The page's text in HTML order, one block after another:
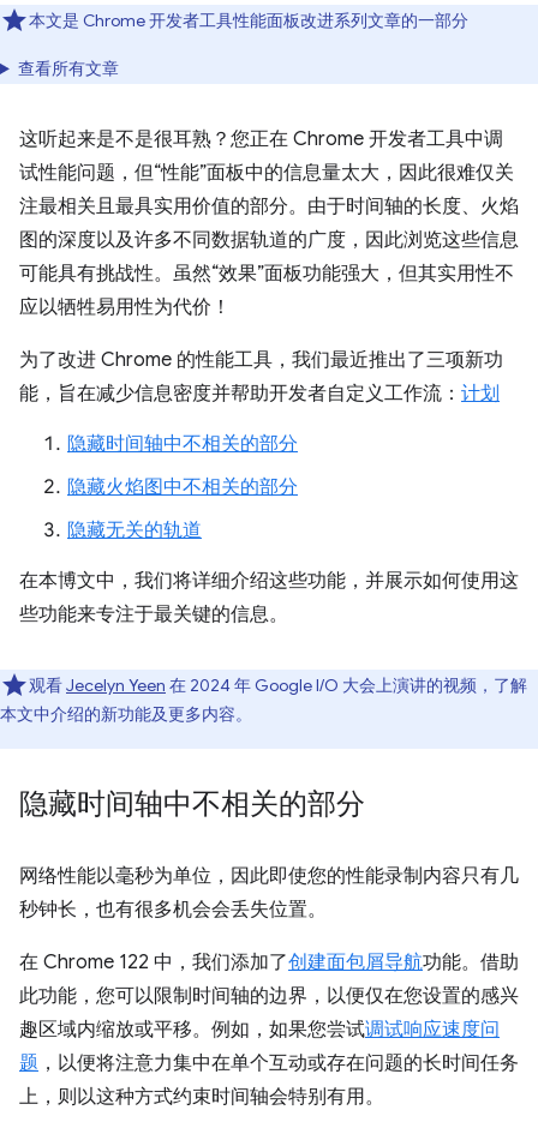
本文是 Chrome 开发者工具性能面板改进系列文章的一部分
查看所有文章
这听起来是不是很耳熟？您正在 Chrome 开发者工具中调
试性能问题，但“性能”面板中的信息量太大，因此很难仅关
注最相关且最具实用价值的部分。由于时间轴的长度、火焰
图的深度以及许多不同数据轨道的广度，因此浏览这些信息
可能具有挑战性。虽然“效果”面板功能强大，但其实用性不
应以牺牲易用性为代价！
为了改进 Chrome 的性能工具，我们最近推出了三项新功
能，旨在减少信息密度并帮助开发者自定义工作流： 计划
隐藏时间轴中不相关的部分
隐藏火焰图中不相关的部分
隐藏无关的轨道
在本博文中，我们将详细介绍这些功能，并展示如何使用这
些功能来专注于最关键的信息。
观看Jecelyn Yeen 在 2024 年 Google I/O 大会上演讲的视频，了解
本文中介绍的新功能及更多内容。
隐藏时间轴中不相关的部分
网络性能以毫秒为单位，因此即使您的性能录制内容只有几
秒钟长，也有很多机会会丢失位置。
在 Chrome 122 中，我们添加了创建面包屑导航功能。借助
此功能，您可以限制时间轴的边界，以便仅在您设置的感兴
趣区域内缩放或平移。例如，如果您尝试调试响应速度问
题 ，以便将注意力集中在单个互动或存在问题的长时间任务
上，则以这种方式约束时间轴会特别有用。